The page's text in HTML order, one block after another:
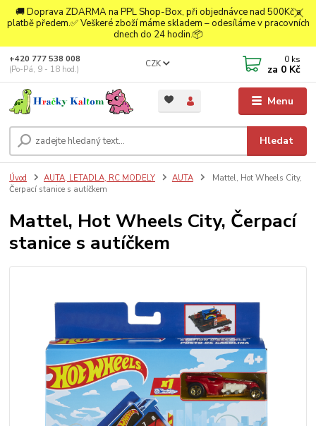
🚚 Doprava ZDARMA na PPL Shop-Box, při objednávce nad 500Kč a
platbě předem.✅ Veškeré zboží máme skladem – odesíláme v pracovních
dnech do 24 hodin.📦
Menu
CZK
Hledat
+420 777 538 008
(Po-Pá, 9 - 18 hod.)
0 ks
za 0 Kč
Úvod AUTA, LETADLA, RC MODELY AUTA
Mattel, Hot Wheels City,
Čerpací stanice s autíčkem
Mattel, Hot Wheels City, Čerpací
stanice s autíčkem